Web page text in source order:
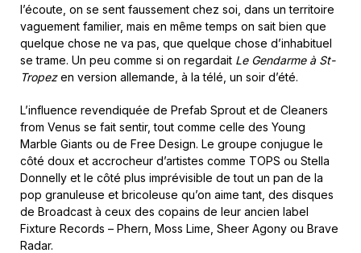
l’écoute, on se sent faussement chez soi, dans un territoire
vaguement familier, mais en même temps on sait bien que
quelque chose ne va pas, que quelque chose d’inhabituel
se trame. Un peu comme si on regardait Le Gendarme à St-
Tropezen version allemande, à la télé, un soir d’été.
L’influence revendiquée de Prefab Sprout et de Cleaners
from Venus se fait sentir, tout comme celle des Young
Marble Giants ou de Free Design. Le groupe conjugue le
côté doux et accrocheur d’artistes comme TOPS ou Stella
Donnelly et le côté plus imprévisible de tout un pan de la
pop granuleuse et bricoleuse qu’on aime tant, des disques
de Broadcast à ceux des copains de leur ancien label
Fixture Records – Phern, Moss Lime, Sheer Agony ou Brave
Radar.